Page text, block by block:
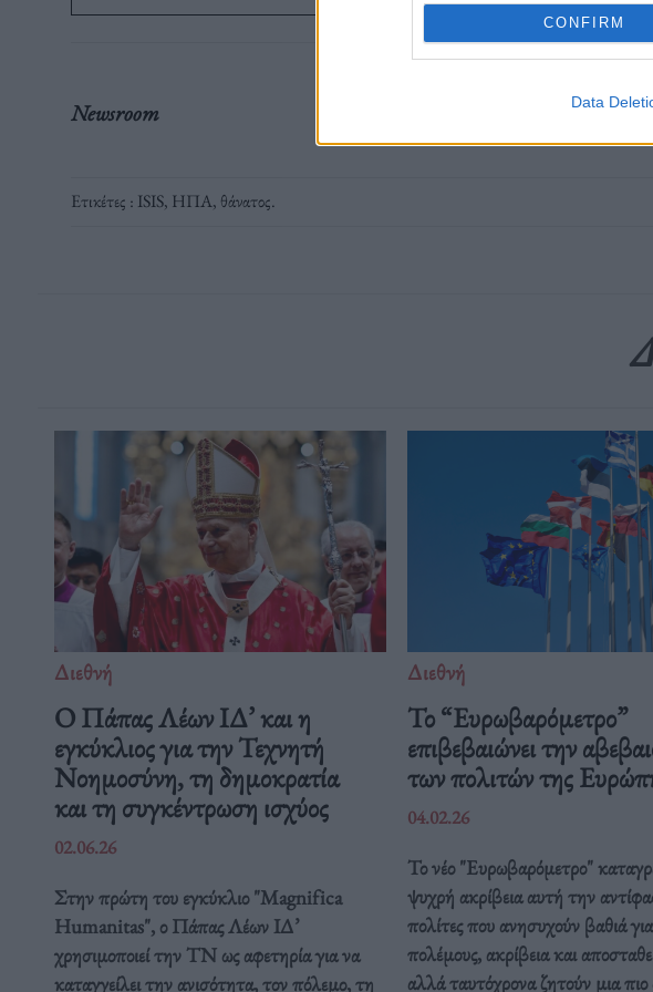
CONFIRM
Data
Newsroom
Ετικέτες : ISIS, ΗΠΑ, θάνατος.
Διεθνή
Ο Πάπας Λέων ΙΔ’ και η
εγκύκλιος για την Τεχνητή
Νοημοσύνη, τη δημοκρατία
και τη συγκέντρωση ισχύος
02.06.26
Στην πρώτη του εγκύκλιο "Magnifica
Humanitas", ο Πάπας Λέων ΙΔ’
χρησιμοποιεί την ΤΝ ως αφετηρία για να
καταγγείλει την ανισότητα, τον πόλεμο, τη
Διεθνή
Το “Ευρωβαρόμετρο”
επιβεβαιώνει την
των πολιτών της
04.02.26
Το νέο "Ευρωβαρόμετρο"
ψυχρή ακρίβεια αυτή την
πολίτες που ανησυχούν βαθιά για
πολέμους, ακρίβεια και
αλλά ταυτόχρονα ζητούν μια